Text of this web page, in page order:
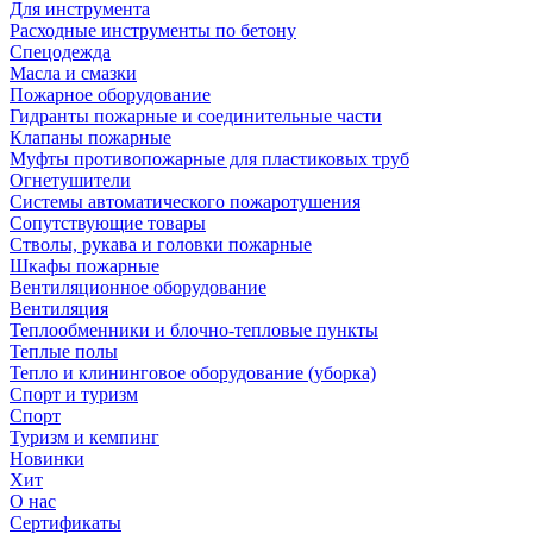
Для инструмента
Расходные инструменты по бетону
Спецодежда
Масла и смазки
Пожарное оборудование
Гидранты пожарные и соединительные части
Клапаны пожарные
Муфты противопожарные для пластиковых труб
Огнетушители
Системы автоматического пожаротушения
Сопутствующие товары
Стволы, рукава и головки пожарные
Шкафы пожарные
Вентиляционное оборудование
Вентиляция
Теплообменники и блочно-тепловые пункты
Теплые полы
Тепло и клининговое оборудование (уборка)
Спорт и туризм
Спорт
Туризм и кемпинг
Новинки
Хит
О нас
Сертификаты